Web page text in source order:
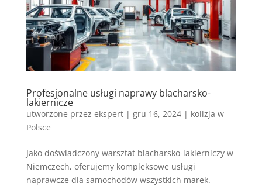
Profesjonalne usługi naprawy blacharsko-
lakiernicze
utworzone przez ekspert| gru 16, 2024| kolizja w
Polsce
Jako doświadczony warsztat blacharsko-lakierniczy w
Niemczech, oferujemy kompleksowe usługi
naprawcze dla samochodów wszystkich marek.